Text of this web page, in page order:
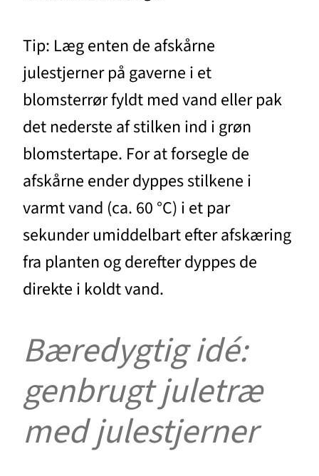
Tip: Læg enten de afskårne
julestjerner på gaverne i et
blomsterrør fyldt med vand eller pak
det nederste af stilken ind i grøn
blomstertape. For at forsegle de
afskårne ender dyppes stilkene i
varmt vand (ca. 60 °C) i et par
sekunder umiddelbart efter afskæring
fra planten og derefter dyppes de
direkte i koldt vand.
Bæredygtig idé:
genbrugt juletræ
med julestjerner